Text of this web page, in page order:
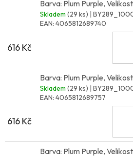
Barva: Plum Purple,
Skladem (29 ks) |
EAN: 4065812689740
616 Kč
Barva: Plum Purple,
Skladem (29 ks) |
EAN: 4065812689757
616 Kč
Barva: Plum Purple,